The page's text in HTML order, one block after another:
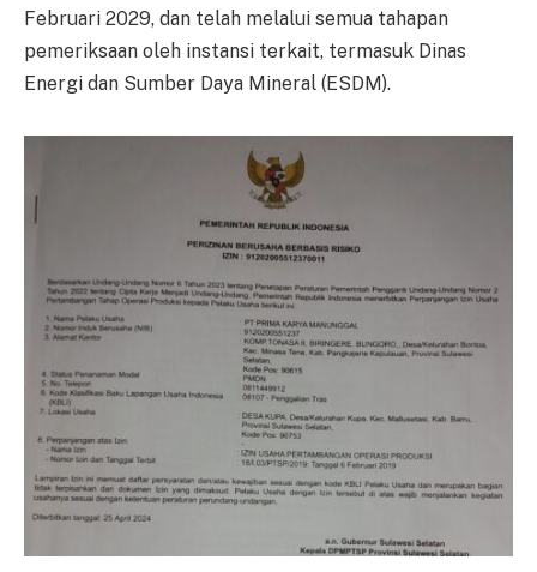
Februari 2029, dan telah melalui semua tahapan
pemeriksaan oleh instansi terkait, termasuk Dinas
Energi dan Sumber Daya Mineral (ESDM).